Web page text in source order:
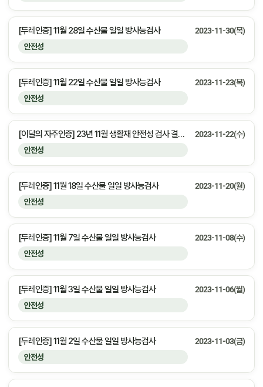
안전성
[두레인증] 11월 28일 수산물 일일 방사능검사 2023-11-30(목)
안전성
[두레인증] 11월 22일 수산물 일일 방사능검사 2023-11-23(목)
안전성
[이달의 자주인증] 23년 11월 생활재 안전성 검사 결과 안내 2023-11-22(수)
안전성
[두레인증] 11월 18일 수산물 일일 방사능검사 2023-11-20(월)
안전성
[두레인증] 11월 7일 수산물 일일 방사능검사 2023-11-08(수)
안전성
[두레인증] 11월 3일 수산물 일일 방사능검사 2023-11-06(월)
안전성
[두레인증] 11월 2일 수산물 일일 방사능검사 2023-11-03(금)